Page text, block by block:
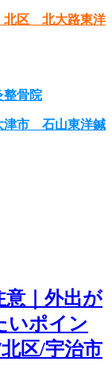
区 北大路東洋
骨院
津市 石山東洋鍼
意｜外出が
いポイン
区/宇治市